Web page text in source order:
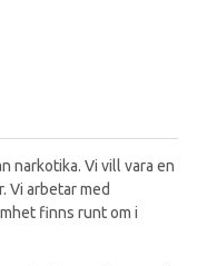
narkotika. Vi vill vara en
Vi arbetar med
finns runt om i